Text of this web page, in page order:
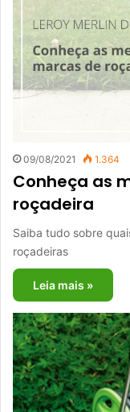
09/08/2021 1.364
Conheça as
roçadeira
Saiba tudo sobre
roçadeiras
Leia mais »